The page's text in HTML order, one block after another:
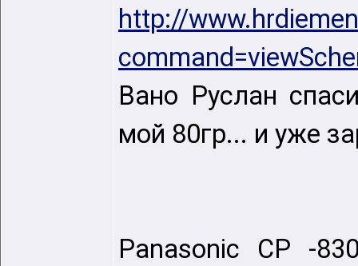
http://
Вано Руслан
мой 80гр... и уже
Panasonic CP -